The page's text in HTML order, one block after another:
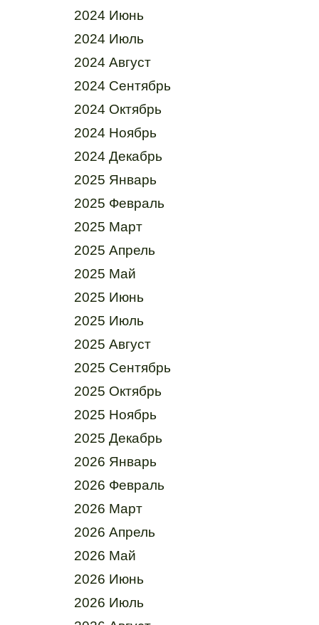
2024 Июнь
2024 Июль
2024 Август
2024 Сентябрь
2024 Октябрь
2024 Ноябрь
2024 Декабрь
2025 Январь
2025 Февраль
2025 Март
2025 Апрель
2025 Май
2025 Июнь
2025 Июль
2025 Август
2025 Сентябрь
2025 Октябрь
2025 Ноябрь
2025 Декабрь
2026 Январь
2026 Февраль
2026 Март
2026 Апрель
2026 Май
2026 Июнь
2026 Июль